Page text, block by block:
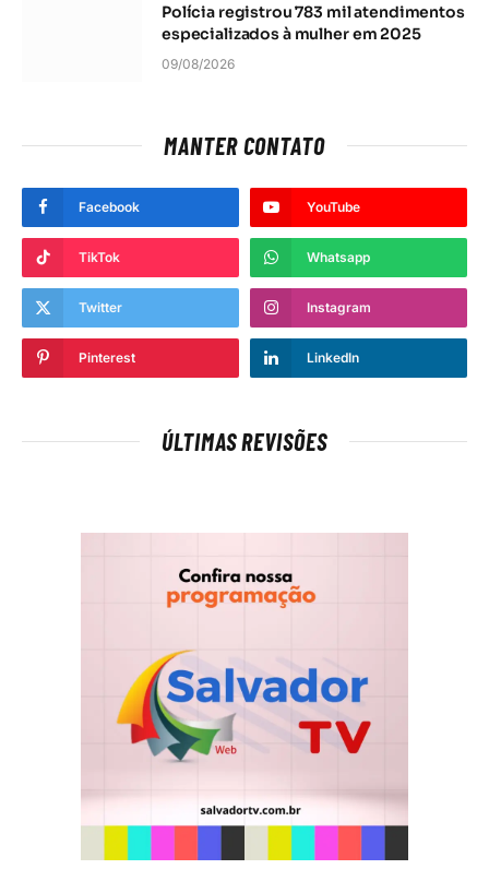
Polícia registrou 783 mil atendimentos
especializados à mulher em 2025
09/08/2026
MANTER CONTATO
Facebook YouTube
TikTok Whatsapp
Twitter Instagram
Pinterest LinkedIn
ÚLTIMAS REVISÕES